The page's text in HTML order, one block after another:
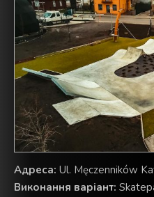
Aдреса: Ul. Męczenników
Виконання варіант: